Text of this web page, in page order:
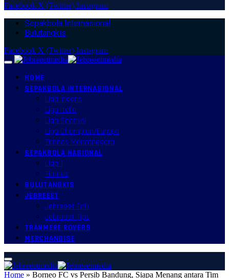
Facebook X (Twitter) Instagram
Sepakbola Internasional
Bulutangkis
Facebook X (Twitter) Instagram
HOME
SEPAKBOLA INTERNASIONAL
Liga Inggris
Liga Italia
Liga Spanyol
Liga Champion/Europa
Timnas Mancanegara
SEPAKBOLA NASIONAL
Liga 1
Timnas
BULUTANGKIS
JEBREEET
Jebreeet Talk
Jebreeet Tips
TRANMERE ROVERS
MERCHANDISE
Home » Borneo FC vs Persib Bandung, Siapa Menang antara Tim